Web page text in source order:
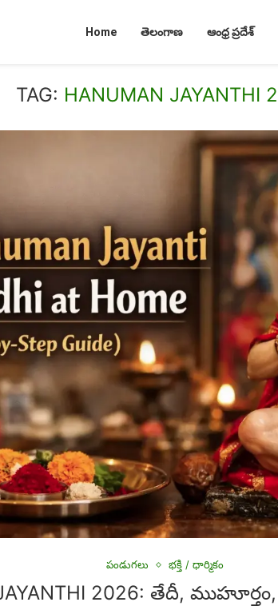
Home తెలంగాణ ఆంధ్ర ప్రదేశ్
TAG: HANUMAN JAYANTHI
పండుగలు భక్తి / ధార్మికం
2026: తేదీ,